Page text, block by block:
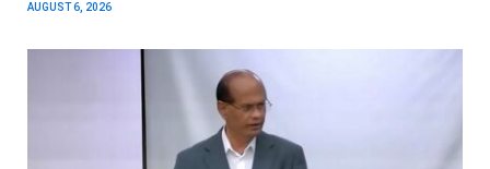
AUGUST 6, 2026